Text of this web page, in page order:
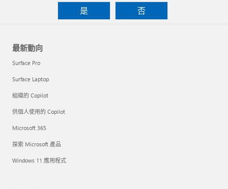
是
否
最新動向
Surface Pro
Surface Laptop
組織的 Copilot
供個人使用的 Copilot
Microsoft 365
探索 Microsoft 產品
Windows 11 應用程式